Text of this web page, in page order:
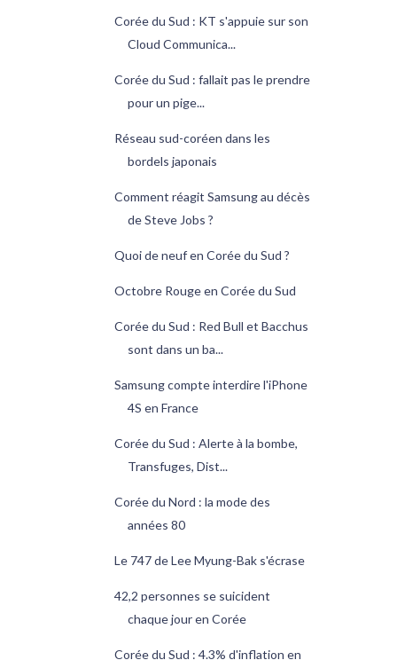
Corée du Sud : KT s'appuie sur son
Cloud Communica...
Corée du Sud : fallait pas le prendre
pour un pige...
Réseau sud-coréen dans les
bordels japonais
Comment réagit Samsung au décès
de Steve Jobs ?
Quoi de neuf en Corée du Sud ?
Octobre Rouge en Corée du Sud
Corée du Sud : Red Bull et Bacchus
sont dans un ba...
Samsung compte interdire l'iPhone
4S en France
Corée du Sud : Alerte à la bombe,
Transfuges, Dist...
Corée du Nord : la mode des
années 80
Le 747 de Lee Myung-Bak s'écrase
42,2 personnes se suicident
chaque jour en Corée
Corée du Sud : 4.3% d'inflation en